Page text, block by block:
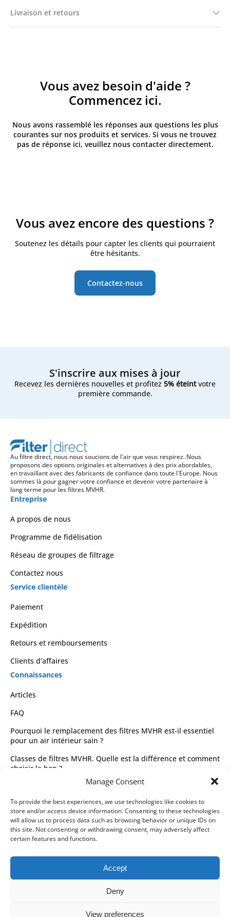
Manage Consent
To provide the best experiences, we use technologies like cookies to
store and/or access device information. Consenting to these technologies
will allow us to process data such as browsing behavior or unique IDs on
this site. Not consenting or withdrawing consent, may adversely affect
certain features and functions.
Accept
Deny
View preferences
Livraison et retours
Vous avez besoin d'aide ?
Commencez ici.
Nous avons rassemblé les réponses aux questions les plus
courantes sur nos produits et services. Si vous ne trouvez
pas de réponse ici, veuillez nous contacter directement.
Vous avez encore des questions ?
Soutenez les détails pour capter les clients qui pourraient
être hésitants.
Contactez-nous
S'inscrire aux mises à jour
Recevez les dernières nouvelles et profitez 5% éteintvotre
première commande.
Au filtre direct, nous nous soucions de l'air que vous respirez. Nous
proposons des options originales et alternatives à des prix abordables,
en travaillant avec des fabricants de confiance dans toute l'Europe. Nous
sommes là pour gagner votre confiance et devenir votre partenaire à
long terme pour les filtres MVHR.
Entreprise
A propos de nous
Programme de fidélisation
Réseau de groupes de filtrage
Contactez nous
Service clientèle
Paiement
Expédition
Retours et remboursements
Clients d’affaires
Connaissances
Articles
FAQ
Pourquoi le remplacement des filtres MVHR est-il essentiel
pour un air intérieur sain ?
Classes de filtres MVHR. Quelle est la différence et comment
choisir le bon ?
Guide complet des types de filtres MVHR et de leur sélection
Juridique
Conditions générales d’utilisation
Politique de confidentialité
Partenaires de livraison
Modes de paiement